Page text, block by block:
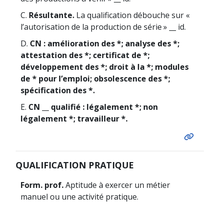
C. Résultante.La qualification débouche sur «
l’autorisation de la production de série » __ id.
D. CN : amélioration des *; analyse des *;
attestation des *; certificat de *;
développement des *; droit à la *; modules
de * pour l’emploi; obsolescence des *;
spécification des *.
E. CN __ qualifié : légalement *; non
légalement *; travailleur *.
QUALIFICATION PRATIQUE
Form. prof.Aptitude à exercer un métier
manuel ou une activité pratique.